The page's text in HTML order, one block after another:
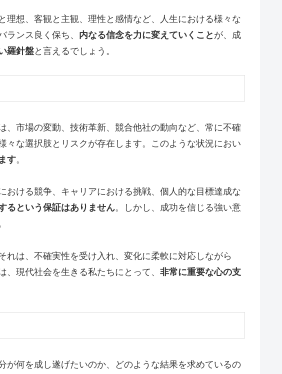
理想、客観と主観、理性と感情など、人生における様々な
ンス良く保ち、 内なる信念を力に変えていくこと が、成
羅針盤と言えるでしょう。
市場の変動、技術革新、競合他社の動向など、常に不確
な選択肢とリスクが存在します。このような状況におい
す。
ける競争、キャリアにおける挑戦、個人的な目標達成な
るという保証はありません。しかし、成功を信じる強い意
れは、不確実性を受け入れ、変化に柔軟に対応しながら
、現代社会を生きる私たちにとって、 非常に重要な心の支
が何を成し遂げたいのか、どのような結果を求めているの